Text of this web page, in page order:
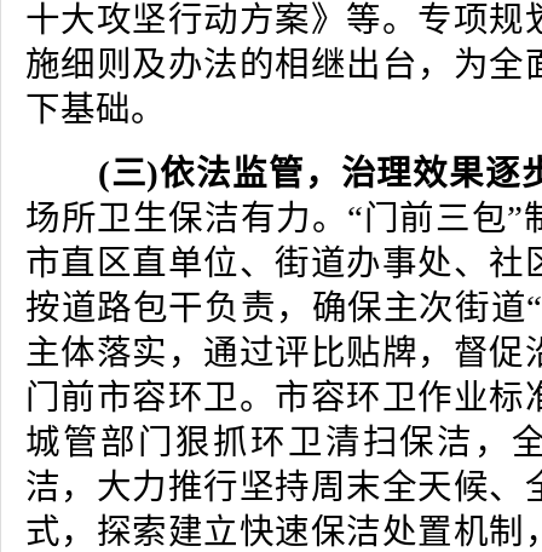
十大攻坚行动方案》等。专项规
施细则及办法的相继出台，为全
下基础。
(三)依法监管，治理效果逐
场所卫生保洁有力。“门前三包”
市直区直单位、街道办事处、社
按道路包干负责，确保主次街道
主体落实，通过评比贴牌，督促
门前市容环卫。市容环卫作业标
城管部门狠抓环卫清扫保洁，
洁，大力推行坚持周末全天候、
式，探索建立快速保洁处置机制